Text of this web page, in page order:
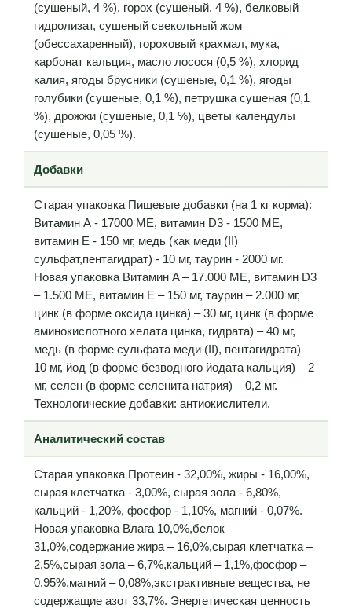
(сушеный, 4 %), горох (сушеный, 4 %), белковый
гидролизат, сушеный свекольный жом
(обессахаренный), гороховый крахмал, мука,
карбонат кальция, масло лосося (0,5 %), хлорид
калия, ягоды брусники (сушеные, 0,1 %), ягоды
голубики (сушеные, 0,1 %), петрушка сушеная (0,1
%), дрожжи (сушеные, 0,1 %), цветы календулы
(сушеные, 0,05 %).
Добавки
Старая упаковка Пищевые добавки (на 1 кг корма):
Витамин А - 17000 МЕ, витамин D3 - 1500 МЕ,
витамин Е - 150 мг, медь (как меди (II)
сульфат,пентагидрат) - 10 мг, таурин - 2000 мг.
Новая упаковка Витамин A – 17.000 МЕ, витамин D3
– 1.500 МЕ, витамин E – 150 мг, таурин – 2.000 мг,
цинк (в форме оксида цинка) – 30 мг, цинк (в форме
аминокислотного хелата цинка, гидрата) – 40 мг,
медь (в форме сульфата меди (II), пентагидрата) –
10 мг, йод (в форме безводного йодата кальция) – 2
мг, селен (в форме селенита натрия) – 0,2 мг.
Технологические добавки: антиокислители.
Аналитический состав
Старая упаковка Протеин - 32,00%, жиры - 16,00%,
сырая клетчатка - 3,00%, сырая зола - 6,80%,
кальций - 1,20%, фосфор - 1,10%, магний - 0,07%.
Новая упаковка Влага 10,0%,белок –
31,0%,содержание жира – 16,0%,сырая клетчатка –
2,5%,сырая зола – 6,7%,кальций – 1,1%,фосфор –
0,95%,магний – 0,08%,экстрактивные вещества, не
содержащие азот 33,7%. Энергетическая ценность